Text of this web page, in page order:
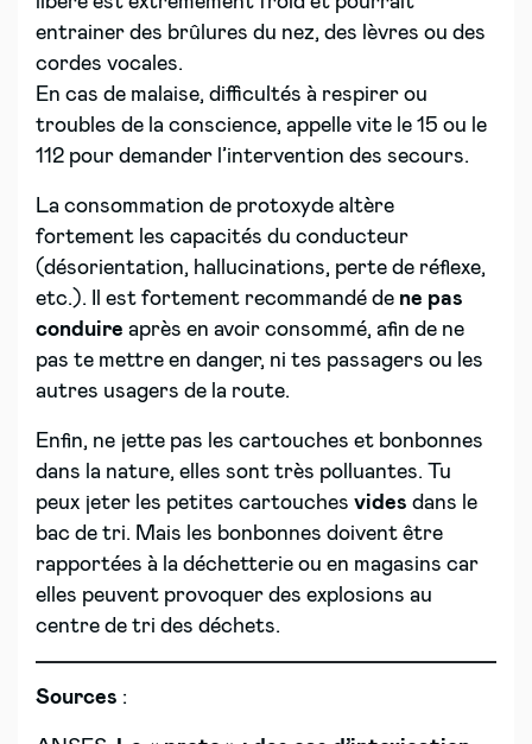
entrainer des brûlures du nez, des lèvres ou des
cordes vocales.
En cas de malaise, difficultés à respirer ou
troubles de la conscience, appelle vite le 15 ou le
112 pour demander l’intervention des secours.
La consommation de protoxyde altère
fortement les capacités du conducteur
(désorientation, hallucinations, perte de réflexe,
etc.). Il est fortement recommandé de ne pas
conduire après en avoir consommé, afin de ne
pas te mettre en danger, ni tes passagers ou les
autres usagers de la route.
Enfin, ne jette pas les cartouches et bonbonnes
dans la nature, elles sont très polluantes. Tu
peux jeter les petites cartouches vides dans le
bac de tri. Mais les bonbonnes doivent être
rapportées à la déchetterie ou en magasins car
elles peuvent provoquer des explosions au
centre de tri des déchets.
Sources :